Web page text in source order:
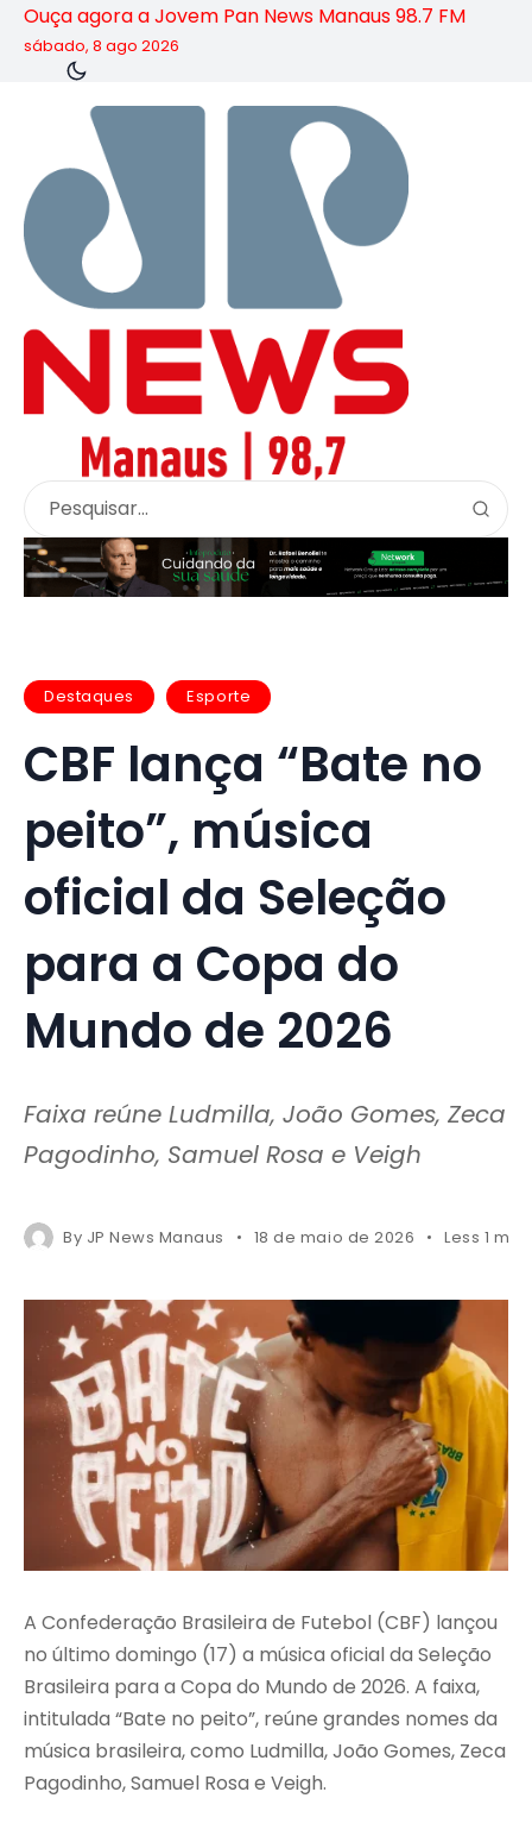
Ouça agora a Jovem Pan News Manaus 98.7 FM
sábado, 8 ago 2026
Destaques Esporte
CBF lança “Bate no
peito”, música
oficial da Seleção
para a Copa do
Mundo de 2026
Faixa reúne Ludmilla, João Gomes, Zeca
Pagodinho, Samuel Rosa e Veigh
By JP News Manaus 18 de maio de 2026 Less 1
A Confederação Brasileira de Futebol (CBF) lançou
no último domingo (17) a música oficial da Seleção
Brasileira para a Copa do Mundo de 2026. A faixa,
intitulada “Bate no peito”, reúne grandes nomes da
música brasileira, como Ludmilla, João Gomes, Zeca
Pagodinho, Samuel Rosa e Veigh.